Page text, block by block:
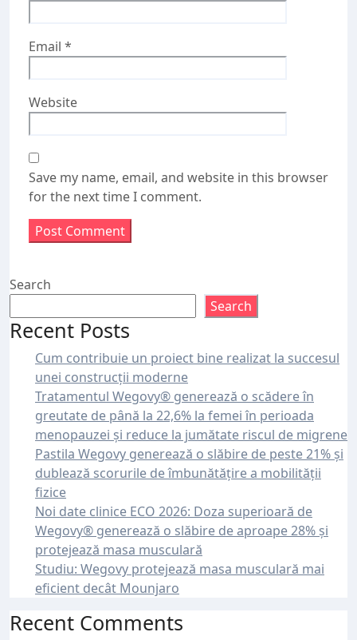
Email *
Website
Save my name, email, and website in this browser
for the next time I comment.
Search
Search
Recent Posts
Cum contribuie un proiect bine realizat la succesul
unei construcții moderne
Tratamentul Wegovy® generează o scădere în
greutate de până la 22,6% la femei în perioada
menopauzei și reduce la jumătate riscul de migrene
Pastila Wegovy generează o slăbire de peste 21% și
dublează scorurile de îmbunătățire a mobilității
fizice
Noi date clinice ECO 2026: Doza superioară de
Wegovy® generează o slăbire de aproape 28% și
protejează masa musculară
Studiu: Wegovy protejează masa musculară mai
eficient decât Mounjaro
Recent Comments